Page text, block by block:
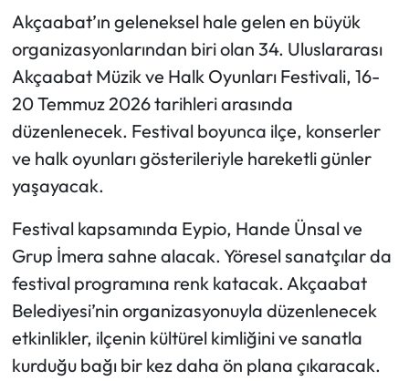
Akçaabat’ın geleneksel hale gelen en büyük
organizasyonlarından biri olan 34. Uluslararası
Akçaabat Müzik ve Halk Oyunları Festivali, 16-
20 Temmuz 2026 tarihleri arasında
düzenlenecek. Festival boyunca ilçe, konserler
ve halk oyunları gösterileriyle hareketli günler
yaşayacak.
Festival kapsamında Eypio, Hande Ünsal ve
Grup İmera sahne alacak. Yöresel sanatçılar da
festival programına renk katacak. Akçaabat
Belediyesi’nin organizasyonuyla düzenlenecek
etkinlikler, ilçenin kültürel kimliğini ve sanatla
kurduğu bağı bir kez daha ön plana çıkaracak.